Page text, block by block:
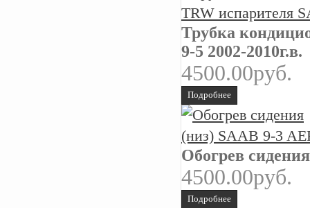
Трубка
9-5 2002-2010г.в.
4500.00руб.
Подробнее
Обогрев
4500.00руб.
Подробнее